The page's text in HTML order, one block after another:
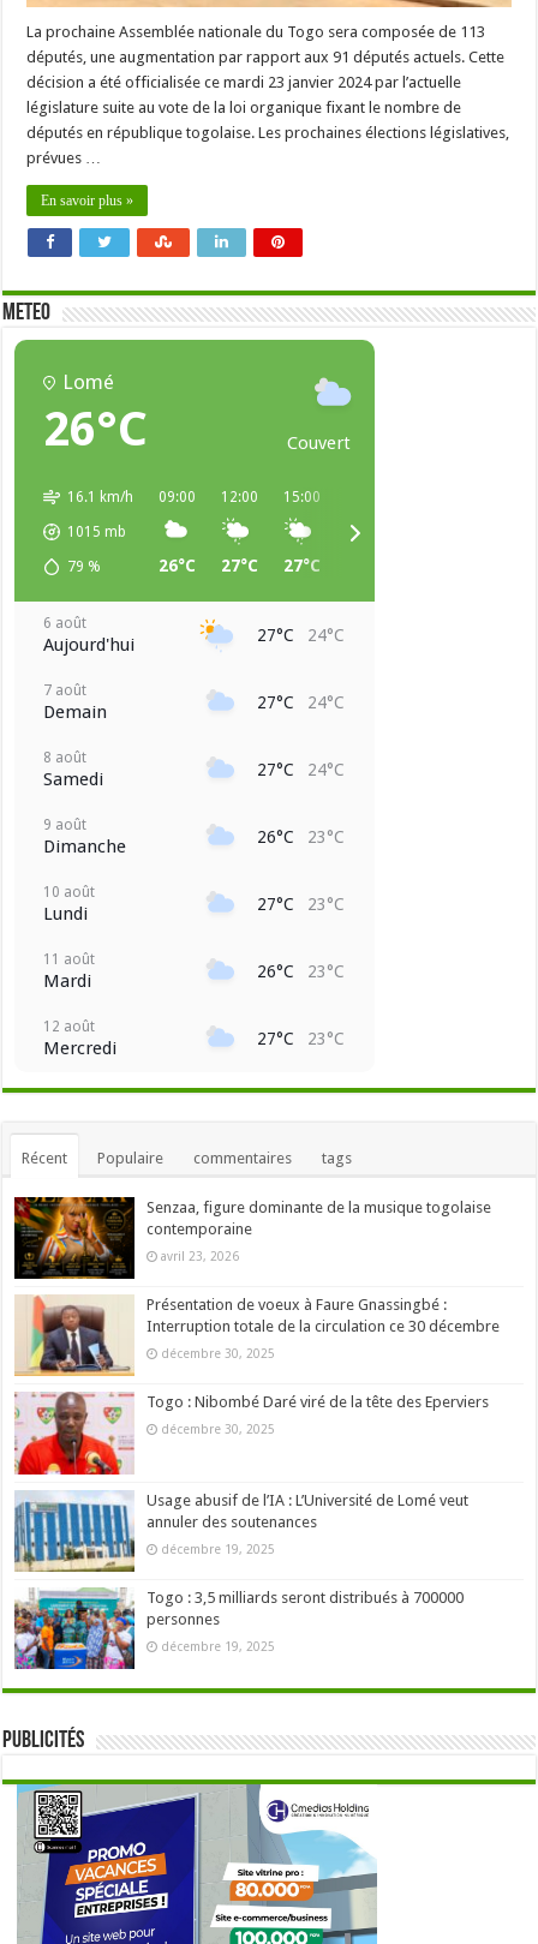
La prochaine Assemblée nationale du Togo sera composée de 113
députés, une augmentation par rapport aux 91 députés actuels. Cette
décision a été officialisée ce mardi 23 janvier 2024 par l’actuelle
législature suite au vote de la loi organique fixant le nombre de
députés en république togolaise. Les prochaines élections législatives,
prévues …
En savoir plus »
METEO
Lomé
26°C Couvert
16.1 km/h
1015 mb
79 %
09:00
26°C
12:00
27°C
15:00
27°C
6 août
Aujourd'hui 27°C 24°C
7 août
Demain 27°C 24°C
8 août
Samedi 27°C 24°C
9 août
Dimanche 26°C 23°C
10 août
Lundi 27°C 23°C
11 août
Mardi 26°C 23°C
12 août
Mercredi 27°C 23°C
Récent Populaire commentaires tags
Senzaa, figure dominante de la musique togolaise
contemporaine
avril 23, 2026
Présentation de voeux à Faure Gnassingbé :
Interruption totale de la circulation ce 30 décembre
décembre 30, 2025
Togo : Nibombé Daré viré de la tête des Eperviers
décembre 30, 2025
Usage abusif de l’IA : L’Université de Lomé veut
annuler des soutenances
décembre 19, 2025
Togo : 3,5 milliards seront distribués à 700000
personnes
décembre 19, 2025
Publicités